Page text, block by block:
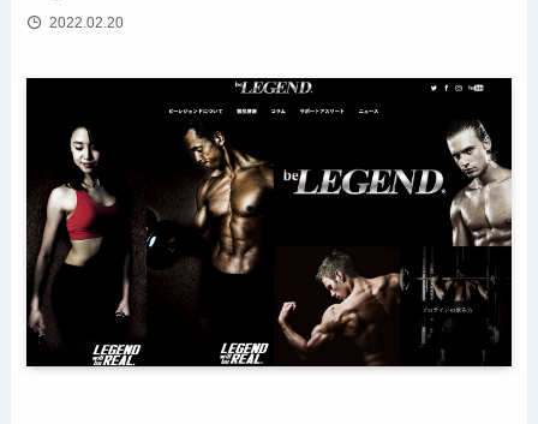
2022.02.20